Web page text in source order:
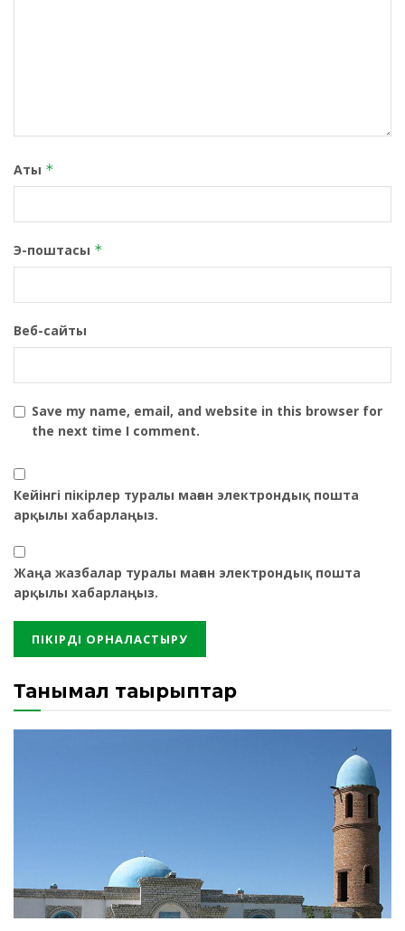
Аты *
Э-поштасы *
Веб-сайты
Save my name, email, and website in this browser for
the next time I comment.
Кейінгі пікірлер туралы маған электрондық пошта
арқылы хабарлаңыз.
Жаңа жазбалар туралы маған электрондық пошта
арқылы хабарлаңыз.
Танымал тақырыптар